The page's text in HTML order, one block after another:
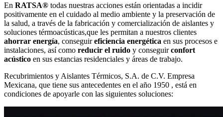
En RATSA® todas nuestras acciones están orientadas a incidir
positivamente en el cuidado al medio ambiente y la preservación de
la salud, a través de la fabricación y comercialización de aislantes y
soluciones térmoacústicas,que les permitan a nuestros clientes
ahorrar energía, conseguireficiencia energética en sus procesos e
instalaciones, así como reducir el ruido y conseguirconfort
acústico en sus estancias residenciales y áreas de trabajo.
Recubrimientos y Aislantes Térmicos, S.A. de C.V. Empresa
Mexicana, que tiene sus antecedentes en el año 1950 , está en
condiciones de apoyarle con las siguientes soluciones: